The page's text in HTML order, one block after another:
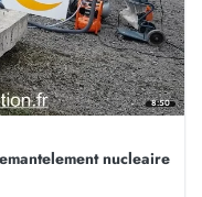
8:50
nucleaire